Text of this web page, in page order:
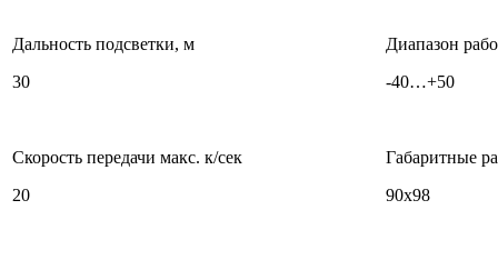
Дальность подсветки, м
30
Диапазон
-40…+50
Скорость передачи макс. к/сек
20
Габаритные
90х98